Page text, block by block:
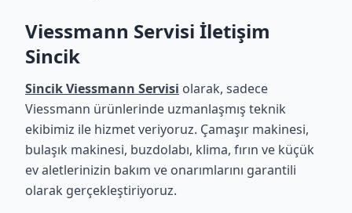
Viessmann Servisi İletişim
Sincik
Sincik Viessmann Servisi olarak, sadece
Viessmann ürünlerinde uzmanlaşmış teknik
ekibimiz ile hizmet veriyoruz. Çamaşır makinesi,
bulaşık makinesi, buzdolabı, klima, fırın ve küçük
ev aletlerinizin bakım ve onarımlarını garantili
olarak gerçekleştiriyoruz.